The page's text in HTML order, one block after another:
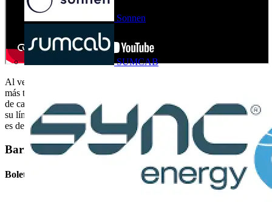
Sonnen
SUMCAB
Al ver las protecciones del cuadro eléctrico, observamos que nada
más tienen un circuito de protección (como antiguamente estaba el
de casa de mi abuela), además, está sobredimensionado, puesto que
su línea de salida es de 2.5 mm2 y el magnetotérmico de protección
es de 40 A, cuando debería ser de 16 A.
Barra lateral
Boletín informativo